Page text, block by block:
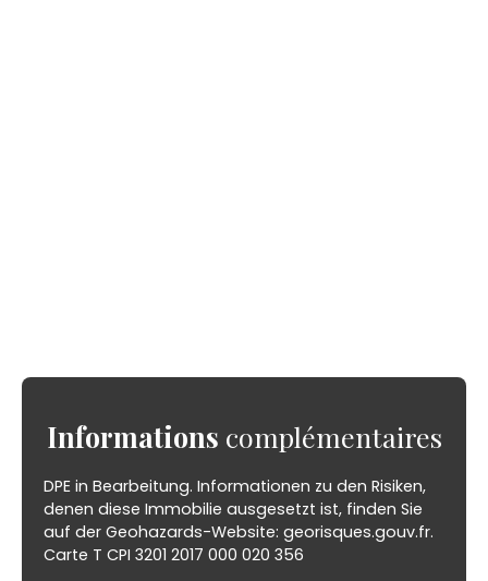
Informations complémentaires
DPE in Bearbeitung. Informationen zu den Risiken,
denen diese Immobilie ausgesetzt ist, finden Sie
auf der Geohazards-Website: georisques.gouv.fr.
Carte T CPI 3201 2017 000 020 356